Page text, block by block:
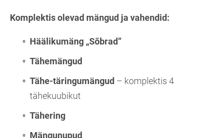
Komplektis olevad mängud ja vahendid:
Häälikumäng „Sõbrad”
Tähemängud
Tähe-täringumängud – komplektis 4
tähekuubikut
Tähering
Mängunupud